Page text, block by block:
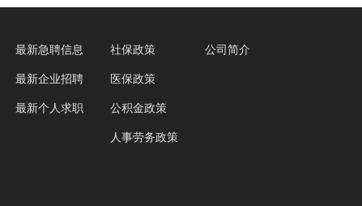
最新急聘信息
最新企业招聘
最新个人求职
社保政策
医保政策
公积金政策
人事劳务政策
公司简介